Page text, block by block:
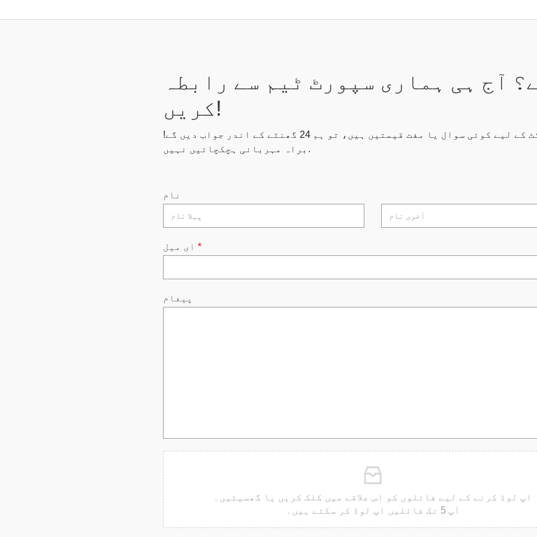
آج ہی ہماری سپورٹ ٹیم سے رابطہ
کریں!
اگر آپ کے پاس پروڈکٹ کے لیے کوئی سوال یا مفت قیمتیں ہیں، تو ہم 24 گھنٹے کے اندر جواب دیں گے!
براہ مہربانی ہچکچائیں نہیں.
نام
*
پیغام
اپ لوڈ کرنے کے لیے فائلوں کو اس علاقے میں کلک کریں یا گھسیٹیں۔
آپ 5 تک فائلیں اپ لوڈ کر سکتے ہیں۔